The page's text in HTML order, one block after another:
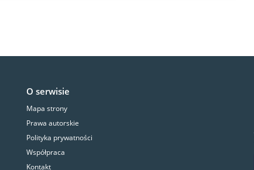
O serwisie
Mapa strony
Prawa autorskie
Polityka prywatności
Współpraca
Kontakt